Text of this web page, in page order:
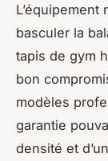
basculer la
tapis de gym
bon
modèles
garantie
densité et